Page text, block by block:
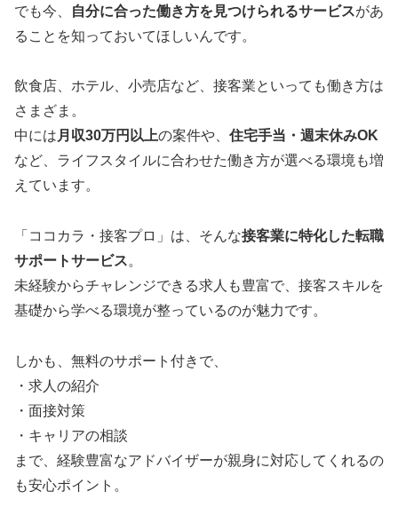
でも今、
自分に合った働き方を見つけられるサービスがあ
ることを知っておいてほしいんです。
飲食店、ホテル、小売店など、接客業といっても働き方は
さまざま。
中には月収30万円以上の案件や、 住宅手当・週末休みOK
など、ライフスタイルに合わせた働き方が選べる環境も増
えています。
「ココカラ・接客プロ」は、そんな接客業に特化した転職
サポートサービス。
未経験からチャレンジできる求人も豊富で、接客スキルを
基礎から学べる環境が整っているのが魅力です。
しかも、無料のサポート付きで、
・求人の紹介
・面接対策
・キャリアの相談
まで、経験豊富なアドバイザーが親身に対応してくれるの
も安心ポイント。